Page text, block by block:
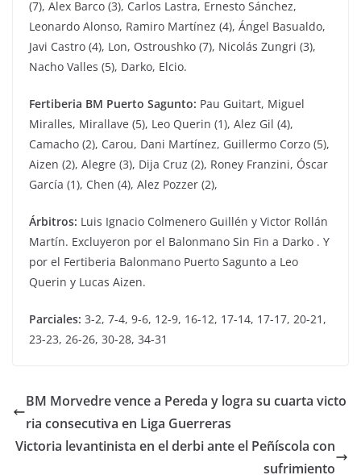
(7), Alex Barco (3), Carlos Lastra, Ernesto Sánchez,
Leonardo Alonso, Ramiro Martínez (4), Ángel Basualdo,
Javi Castro (4), Lon, Ostroushko (7), Nicolás Zungri (3),
Nacho Valles (5), Darko, Elcio.
Fertiberia BM Puerto Sagunto: Pau Guitart, Miguel
Miralles, Mirallave (5), Leo Querin (1), Alez Gil (4),
Camacho (2), Carou, Dani Martínez, Guillermo Corzo (5),
Aizen (2), Alegre (3), Dija Cruz (2), Roney Franzini, Óscar
García (1), Chen (4), Alez Pozzer (2),
Árbitros: Luis Ignacio Colmenero Guillén y Victor Rollán
Martín. Excluyeron por el Balonmano Sin Fin a Darko . Y
por el Fertiberia Balonmano Puerto Sagunto a Leo
Querin y Lucas Aizen.
Parciales: 3-2, 7-4, 9-6, 12-9, 16-12, 17-14, 17-17, 20-21,
23-23, 26-26, 30-28, 34-31
BM Morvedre vence a Pereda y logra su cuarta victo
ria consecutiva en Liga Guerreras
Victoria levantinista en el derbi ante el Peñíscola con
sufrimiento